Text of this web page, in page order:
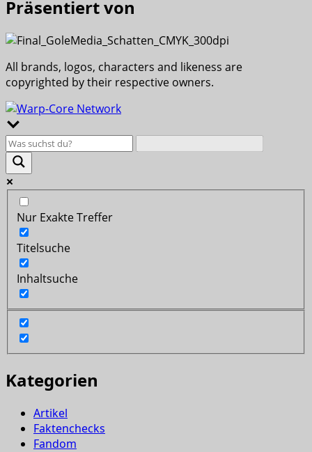
Präsentiert von
All brands, logos, characters and likeness are
copyrighted by their respective owners.
Nur Exakte Treffer
Titelsuche
Inhaltsuche
Kategorien
Artikel
Faktenchecks
Fandom